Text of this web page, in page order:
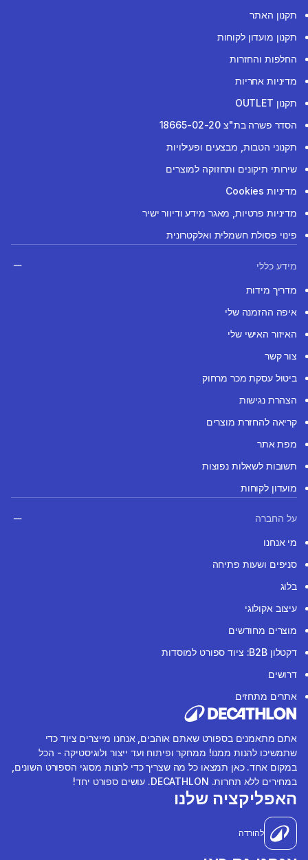
תקנון האתר
תקנון מועדון לקוחות
החלפות והחזרות
מדיניות אחריות
תקנון OUTLET
הסדר פשרה בת"צ 18665-02-20
תקנוני הטבות, מבצעים ופעילויות
שירותי תיקונים ותחזוקה למוצרים
מדיניות Cookies
מדיניות פרטיות, מאגר מידע ודיוור ישיר
פינוי פסולת חשמלית ואלקטרונית
מידע כללי
מדריך מידות
איפה ההזמנה שלי
האיזור האישי שלי
צור קשר
ביטול עסקת מכר מרחוק
הצהרת נגישות
קריאה להחזרת מוצרים
מפת אתר
תשובות לשאלות נפוצות
מועדון לקוחות
על החברה
מי אנחנו
סניפים ושעות פתיחה
בלוג
עיצוב אקולוגי
מוצרים מחודשים
דקטלון B2B: ציוד ספורט למוסדות
דרושים
אתרים מתחזים
אתם מתאמנים בספורט שאתם אוהבים, אנחנו מייצרים ציוד כדי
שתמשיכו להנות ממנו! ממחקר ופיתוח ועד ייצור ולוגיסטיקה - הכל
במקום אחד. כאן תמצאו כל מה שצריך כדי להנות מסוגי הספורט השונים,
במחירים ללא תחרות. DECATHLON. עושים ספורט יחד!
האפליקציה שלנו
להורדה